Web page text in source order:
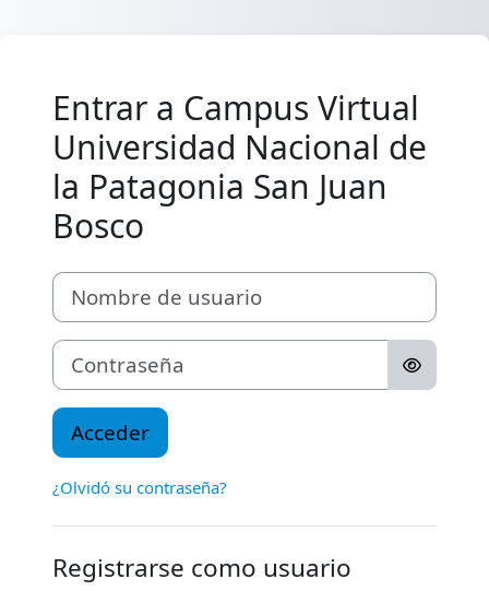
Entrar a Campus Virtual
Universidad Nacional de
la Patagonia San Juan
Bosco
Nombre de usuario
Contraseña
Acceder
¿Olvidó su contraseña?
Registrarse como usuario